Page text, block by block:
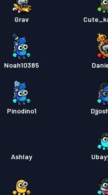
Grav
Noah10385
Pinodino1
Ashlay